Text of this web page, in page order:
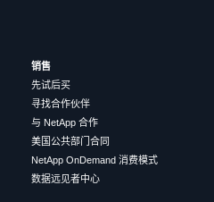
销售
先试后买
寻找合作伙伴
与 NetApp 合作
美国公共部门合同
NetApp OnDemand 消费模式
数据远见者中心